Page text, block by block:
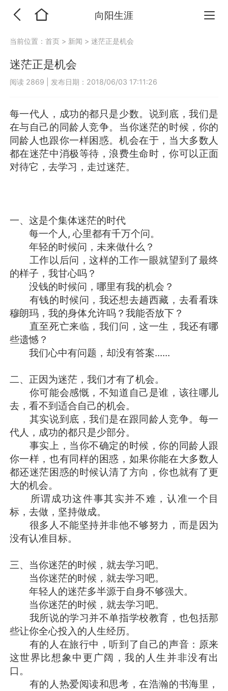
向阳生涯
当前位置：首页 > 新闻 >迷茫正是机会
迷茫正是机会
阅读 2869 发布日期：2018/06/03 17:11:26
每一代人，成功的都只是少数。说到底，我们是
在与自己的同龄人竞争。当你迷茫的时候，你的
同龄人也跟你一样困惑。机会在于，当大多数人
都在迷茫中消极等待，浪费生命时，你可以正面
对待它，去学习，走过迷茫。
一、这是个集体迷茫的时代
每一个人, 心里都有千万个问。
年轻的时候问，未来做什么？
工作以后问，这样的工作一眼就望到了最终
的样子，我甘心吗？
没钱的时候问，哪里有我的机会？
有钱的时候问，我还想去趟西藏，去看看珠
穆朗玛，我的身体允许吗？我能否放下？
直至死亡来临，我们问，这一生，我还有哪
些遗憾？
我们心中有问题，却没有答案......
二、正因为迷茫，我们才有了机会。
你可能会感慨，不知道自己是谁，该往哪儿
去，看不到适合自己的机会。
其实说到底，我们是在跟同龄人竞争。每一
代人，成功的都只是少部分。
事实上，当你不确定的时候，你的同龄人跟
你一样，也有同样的困惑，如果你能在大多数人
都还迷茫困惑的时候认清了方向，你也就有了更
大的机会。
所谓成功这件事其实并不难，认准一个目
标，去做，坚持做成。
很多人不能坚持并非他不够努力，而是因为
没有认准目标。
三、当你迷茫的时候，就去学习吧。
当你迷茫的时候，就去学习吧。
年轻人的迷茫多半源于自身不够强大。
当你迷茫的时候，就去学习吧。
我所说的学习并不单指学校教育，也包括那
些让你全心投入的人生经历。
有的人在旅行中，听到了自己的声音：原来
这世界比想象中更广阔，我的人生并非没有出
口。
有的人热爱阅读和思考，在浩瀚的书海里，